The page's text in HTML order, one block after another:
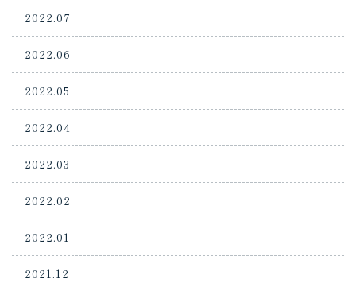
2022.07
2022.06
2022.05
2022.04
2022.03
2022.02
2022.01
2021.12